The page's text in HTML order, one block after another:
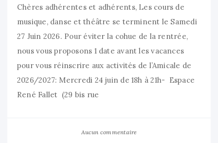
Chères adhérentes et adhérents, Les cours de
musique, danse et théâtre se terminent le Samedi
27 Juin 2026. Pour éviter la cohue de la rentrée,
nous vous proposons 1 date avant les vacances
pour vous réinscrire aux activités de l’Amicale de
2026/2027: Mercredi 24 juin de 18h à 21h- Espace
René Fallet (29 bis rue
Aucun commentaire